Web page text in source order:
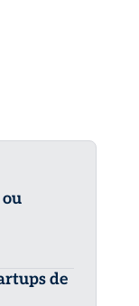
de